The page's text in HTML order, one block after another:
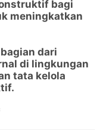
bagi
meningkatkan
dari
di lingkungan
tata kelola